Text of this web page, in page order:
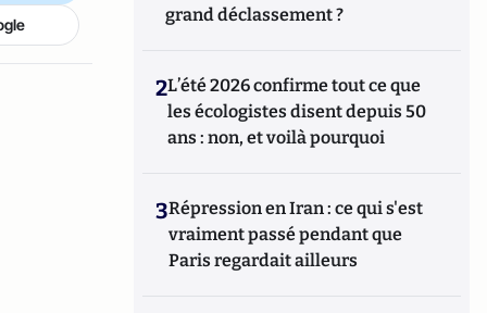
grand déclassement ?
2L’été 2026 confirme tout ce que
les écologistes disent depuis 50
ans : non, et voilà pourquoi
3Répression en Iran : ce qui s'est
vraiment passé pendant que
Paris regardait ailleurs